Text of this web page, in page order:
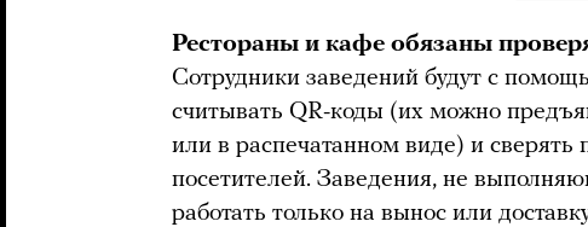
Рестораны и кафе обязаны
Сотрудники заведений будут с
считывать QR-коды (их можно
или в распечатанном виде) и
посетителей. Заведения, не
работать только на вынос или